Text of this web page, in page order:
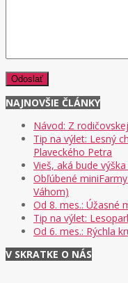
NAJNOVŠIE ČLÁNKY
Návod: Z
Tip na výlet: Lesný
Plaveckého Petra
Vieš, aká bude
Obľúbené
Váhom)
Od 8. mes.: Úžasné
Tip na výlet:
Od 6. mes.: Rýchla
V SKRATKE O NÁS